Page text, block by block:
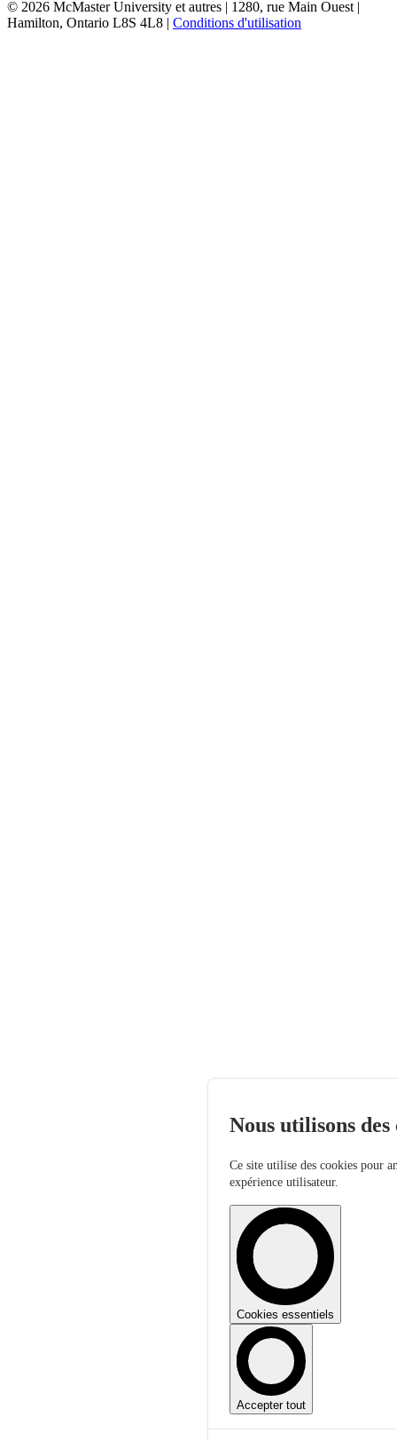
© 2026 McMaster University et autres | 1280, rue Main Ouest |
Hamilton, Ontario L8S 4L8 | Conditions d'utilisation
Nous utilisons des
Ce site utilise des cookies pour
expérience utilisateur.
Cookies essentiels
Accepter tout